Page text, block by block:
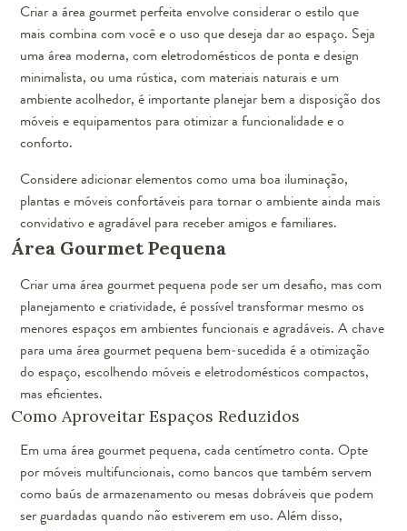
Criar a área gourmet perfeita envolve considerar o estilo que
mais combina com você e o uso que deseja dar ao espaço. Seja
uma área moderna, com eletrodomésticos de ponta e design
minimalista, ou uma rústica, com materiais naturais e um
ambiente acolhedor, é importante planejar bem a disposição dos
móveis e equipamentos para otimizar a funcionalidade e o
conforto.
Considere adicionar elementos como uma boa iluminação,
plantas e móveis confortáveis para tornar o ambiente ainda mais
convidativo e agradável para receber amigos e familiares.
Área Gourmet Pequena
Criar uma área gourmet pequena pode ser um desafio, mas com
planejamento e criatividade, é possível transformar mesmo os
menores espaços em ambientes funcionais e agradáveis. A chave
para uma área gourmet pequena bem-sucedida é a otimização
do espaço, escolhendo móveis e eletrodomésticos compactos,
mas eficientes.
Como Aproveitar Espaços Reduzidos
Em uma área gourmet pequena, cada centímetro conta. Opte
por móveis multifuncionais, como bancos que também servem
como baús de armazenamento ou mesas dobráveis que podem
ser guardadas quando não estiverem em uso. Além disso,